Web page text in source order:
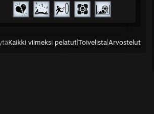
Kaikki viimeksi pelatutToivelistaArvostelut